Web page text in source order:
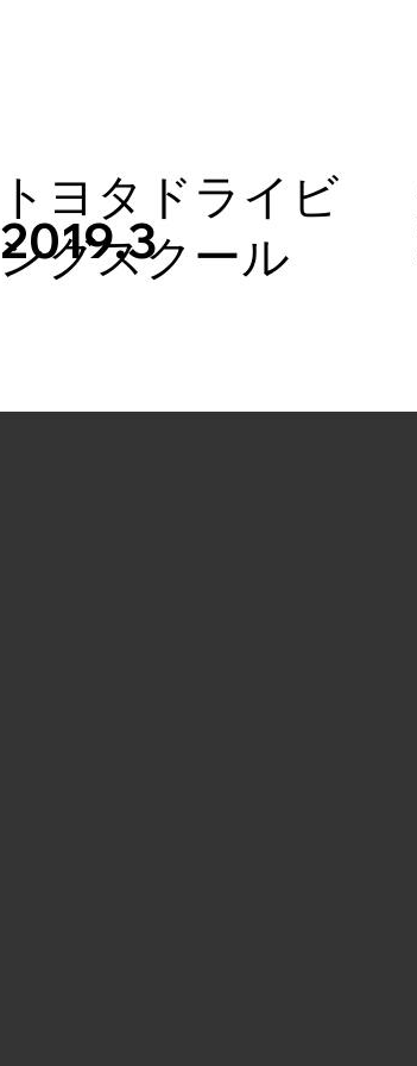
トヨタドライビ
ングスクール
2019.3